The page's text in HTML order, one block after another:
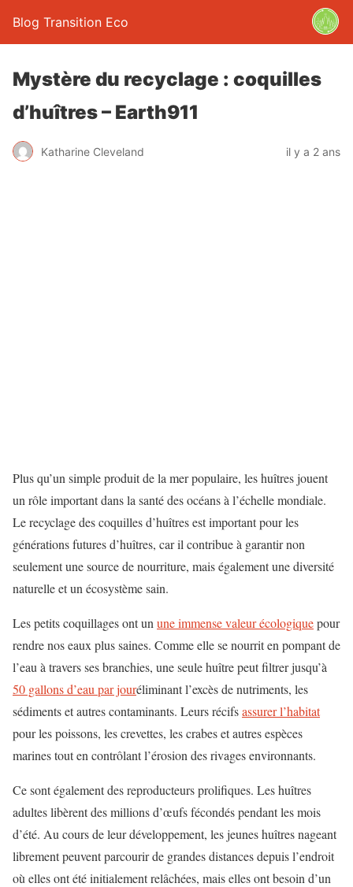
Blog Transition Eco
Mystère du recyclage : coquilles
d’huîtres – Earth911
Katharine Cleveland il y a 2 ans
Plus qu’un simple produit de la mer populaire, les huîtres jouent
un rôle important dans la santé des océans à l’échelle mondiale.
Le recyclage des coquilles d’huîtres est important pour les
générations futures d’huîtres, car il contribue à garantir non
seulement une source de nourriture, mais également une diversité
naturelle et un écosystème sain.
Les petits coquillages ont un une immense valeur écologiquepour
rendre nos eaux plus saines. Comme elle se nourrit en pompant de
l’eau à travers ses branchies, une seule huître peut filtrer jusqu’à
50 gallons d’eau par jouréliminant l’excès de nutriments, les
sédiments et autres contaminants. Leurs récifsassurer l’habitat
pour les poissons, les crevettes, les crabes et autres espèces
marines tout en contrôlant l’érosion des rivages environnants.
Ce sont également des reproducteurs prolifiques. Les huîtres
adultes libèrent des millions d’œufs fécondés pendant les mois
d’été. Au cours de leur développement, les jeunes huîtres nageant
librement peuvent parcourir de grandes distances depuis l’endroit
où elles ont été initialement relâchées, mais elles ont besoin d’un